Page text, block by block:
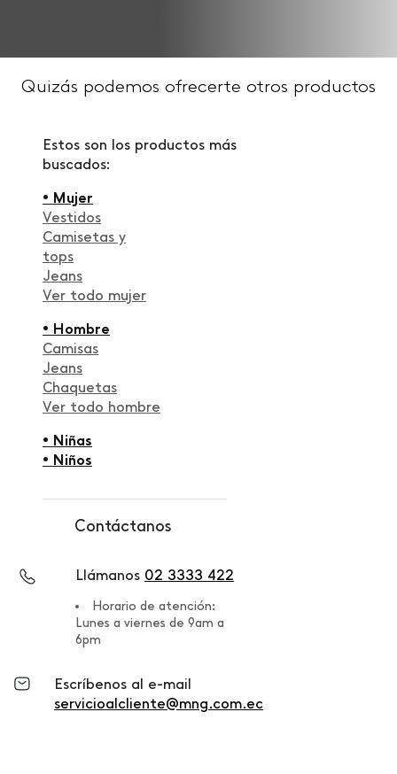
Quizás podemos ofrecerte otros productos
Estos son los productos más
buscados:
• Mujer
Vestidos
Camisetas y
tops
Jeans
Ver todo mujer
• Hombre
Camisas
Jeans
Chaquetas
Ver todo hombre
• Niñas
• Niños
Contáctanos
Llámanos 02 3333 422
Horario de atención:
Lunes a viernes de 9am a
6pm
Escríbenos al e-mail
servicioalcliente@mng.com.ec